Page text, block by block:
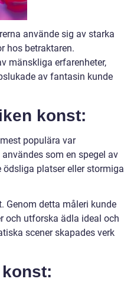
använde sig av starka
hos betraktaren.
mänskliga erfarenheter,
av fantasin kunde
konst:
populära var
som en spegel av
platser eller stormiga
Genom detta måleri kunde
och utforska ädla ideal och
scener skapades verk